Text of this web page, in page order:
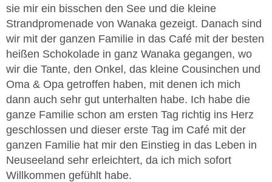
sie mir ein bisschen den See und die kleine
Strandpromenade von Wanaka gezeigt. Danach sind
wir mit der ganzen Familie in das Café mit der besten
heißen Schokolade in ganz Wanaka gegangen, wo
wir die Tante, den Onkel, das kleine Cousinchen und
Oma & Opa getroffen haben, mit denen ich mich
dann auch sehr gut unterhalten habe. Ich habe die
ganze Familie schon am ersten Tag richtig ins Herz
geschlossen und dieser erste Tag im Café mit der
ganzen Familie hat mir den Einstieg in das Leben in
Neuseeland sehr erleichtert, da ich mich sofort
Willkommen gefühlt habe.